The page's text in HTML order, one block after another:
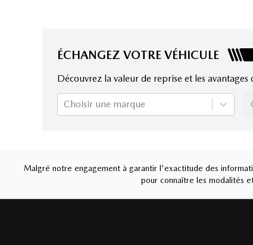
ÉCHANGEZ VOTRE VÉHICULE
Découvrez la valeur de reprise et les
Choisir une marque
Malgré notre engagement à garantir l'exactitude des
pour connaître les modalités